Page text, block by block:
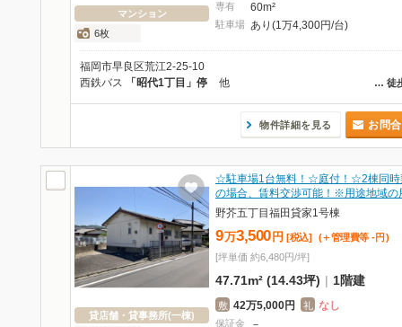
マンション
6枚
専有 60m²
駐車場 あり(1万4,300円/台)
福岡市早良区荒江2-25-10
… 徒
西鉄バス 「昭代1丁目」停 他
物件詳細を見る お問
貸店舗・貸事務所(一棟)
☆駐車場1台無料！☆庭付！☆2棟同時
の場合、賃料交渉可能！※用途地域
野芥五丁目福田貸家1号棟
9万3,500 円 [税込] (＋管理費等 - 円 )
[坪単価 約6,480円/坪]
47.71m² (14.43坪) | 1階建
敷 42万5,000円 礼 なし
保証金